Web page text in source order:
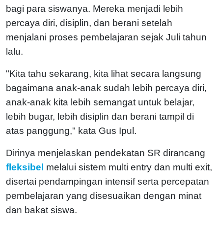
bagi para siswanya. Mereka menjadi lebih
percaya diri, disiplin, dan berani setelah
menjalani proses pembelajaran sejak Juli tahun
lalu.
"Kita tahu sekarang, kita lihat secara langsung
bagaimana anak-anak sudah lebih percaya diri,
anak-anak kita lebih semangat untuk belajar,
lebih bugar, lebih disiplin dan berani tampil di
atas panggung," kata Gus Ipul.
Dirinya menjelaskan pendekatan SR dirancang
fleksibel melalui sistem multi entry dan multi exit,
disertai pendampingan intensif serta percepatan
pembelajaran yang disesuaikan dengan minat
dan bakat siswa.